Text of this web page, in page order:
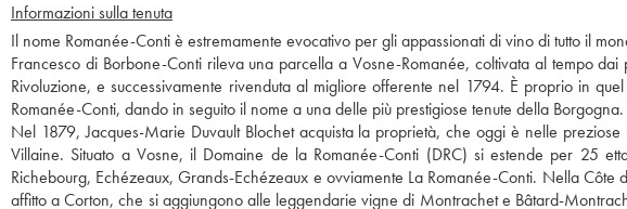
1976
1975
1971
1969
1966
1965
1964 1963 1962
1961
1959
1958 1957 1956
1955
1953
1952 1948 1947
1943
1942
1940 1937 1929
Informazioni sulla tenuta
Il nome Romanée-Conti è estremamente evocativo per gli appassionati di vino di tutto il
Francesco di Borbone-Conti rileva una parcella a Vosne-Romanée, coltivata al tempo
Rivoluzione, e successivamente rivenduta al migliore offerente nel 1794. È proprio in
Romanée-Conti, dando in seguito il nome a una delle più prestigiose tenute della Borgogna.
Nel 1879, Jacques-Marie Duvault Blochet acquista la proprietà, che oggi è nelle
Villaine. Situato a Vosne, il Domaine de la Romanée-Conti (DRC) si estende per 25
Richebourg, Echézeaux, Grands-Echézeaux e ovviamente La Romanée-Conti. Nella
affitto a Corton, che si aggiungono alle leggendarie vigne di Montrachet e Bâtard-